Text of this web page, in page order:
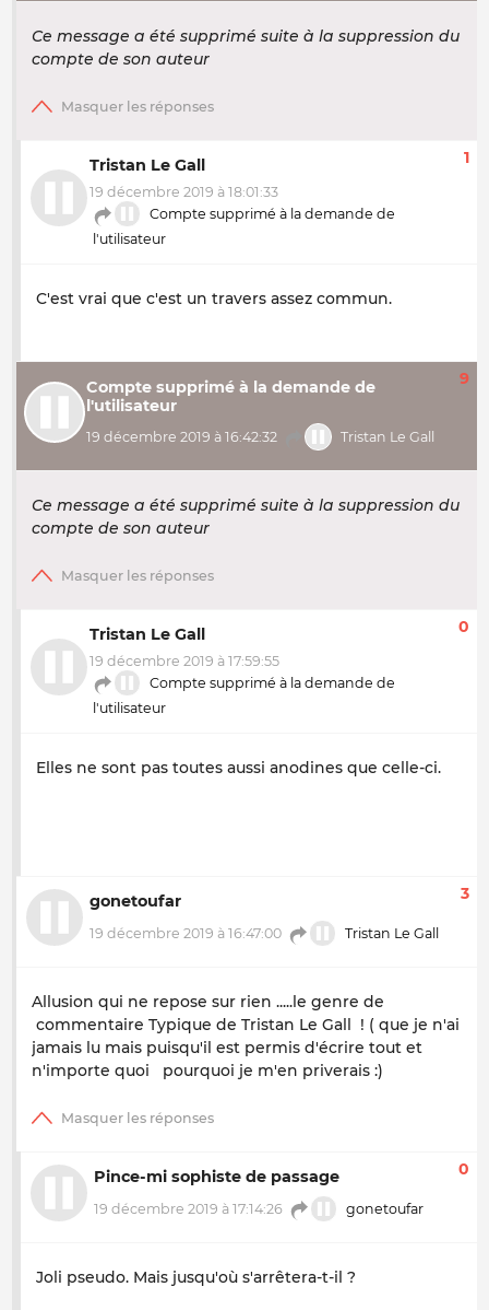
Ce message a été supprimé suite à la suppression du
compte de son auteur
Tristan Le Gall
19 décembre 2019 à 18:01:33
Compte supprimé à la demande de
l'utilisateur
1
C'est vrai que c'est un travers assez commun.
Compte supprimé à la demande de
l'utilisateur
19 décembre 2019 à 16:42:32 Tristan Le Gall
9
Ce message a été supprimé suite à la suppression du
compte de son auteur
Tristan Le Gall
19 décembre 2019 à 17:59:55
Compte supprimé à la demande de
l'utilisateur
0
Elles ne sont pas toutes aussi anodines que celle-ci.
gonetoufar
19 décembre 2019 à 16:47:00 Tristan Le Gall
3
Allusion qui ne repose sur rien .....le genre de
commentaire Typique de Tristan Le Gall ! ( que je n'ai
jamais lu mais puisqu'il est permis d'écrire tout et
n'importe quoi pourquoi je m'en priverais :)
Pince-mi sophiste de passage
19 décembre 2019 à 17:14:26 gonetoufar
0
Joli pseudo. Mais jusqu'où s'arrêtera-t-il ?